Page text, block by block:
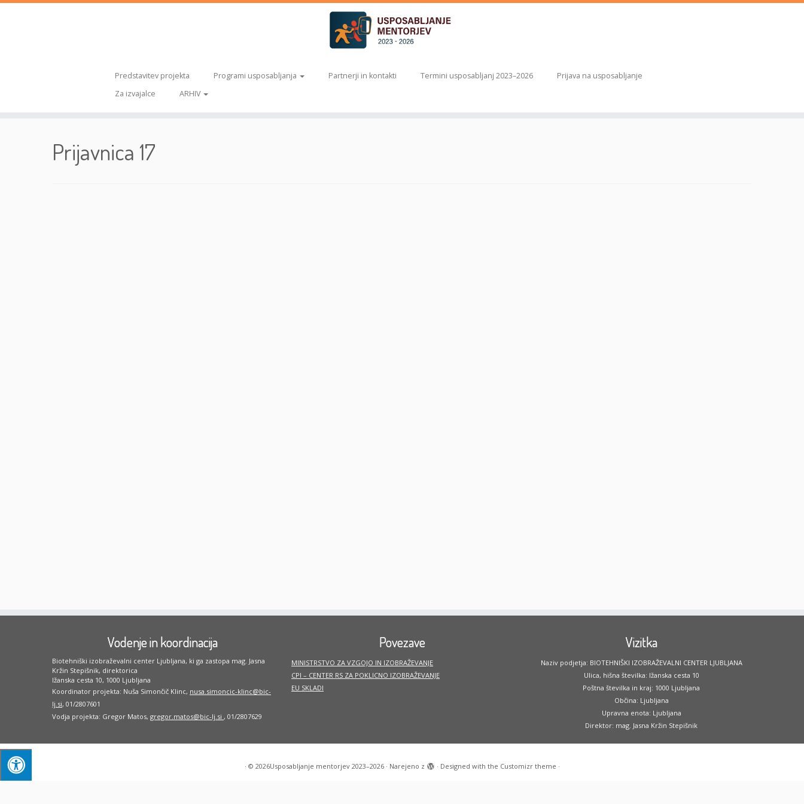
Predstavitev projekta Programi usposabljanja Partnerji in kontakti Termini usposabljanj 2023–2026
Prijava na usposabljanje
Za izvajalce
ARHIV
Prijavnica 17
Vodenje in koordinacija
Biotehniški izobraževalni center Ljubljana, ki ga zastopa mag. Jasna
Kržin Stepišnik, direktorica
Ižanska cesta 10, 1000 Ljubljana
Koordinator projekta: Nuša Simončič Klinc, nusa.simoncic-klinc@bic-
lj.si, 01/2807601
Vodja projekta: Gregor Matos, gregor.matos@bic-lj.si , 01/2807629
Povezave
MINISTRSTVO ZA VZGOJO IN IZOBRAŽEVANJE
CPI – CENTER RS ZA POKLICNO IZOBRAŽEVANJE
EU SKLADI
Vizitka
Naziv podjetja: BIOTEHNIŠKI IZOBRAŽEVALNI CENTER LJUBLJANA
Ulica, hišna številka: Ižanska cesta 10
Poštna številka in kraj: 1000 Ljubljana
Občina: Ljubljana
Upravna enota: Ljubljana
Direktor: mag. Jasna Kržin Stepišnik
· © 2026Usposabljanje mentorjev 2023–2026· Narejeno z · Designed with the Customizr theme ·